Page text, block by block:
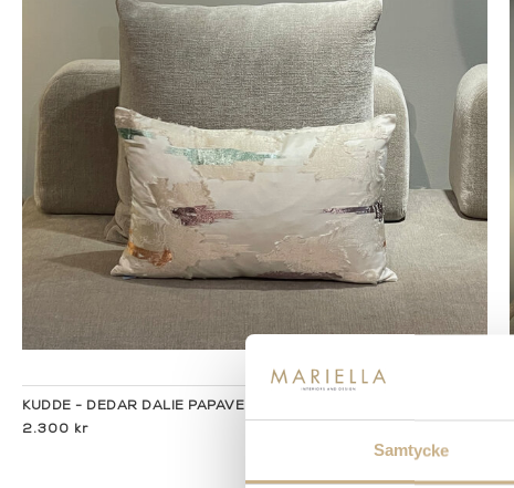
Samtycke
KUDDE - DEDAR DALIE PAPAVERI TULIPANI 40X60
2.300 kr